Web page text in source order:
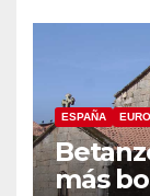
ESPAÑA
más